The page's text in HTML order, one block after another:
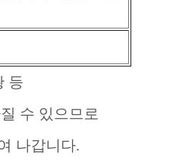
등
수 있으므로
나갑니다.